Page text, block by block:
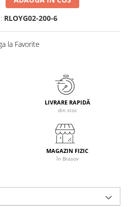
RLOYG02-200-6
la Favorite
LIVRARE RAPIDĂ
din stoc
MAGAZIN FIZIC
în Brașov